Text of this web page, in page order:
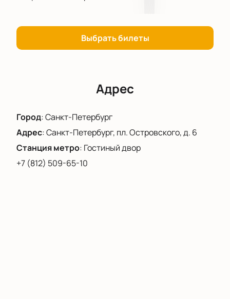
Выбрать билеты
Адрес
Город:Санкт-Петербург
Адрес:Санкт-Петербург, пл. Островского, д. 6
Станция метро: Гостиный двор
+7 (812) 509-65-10